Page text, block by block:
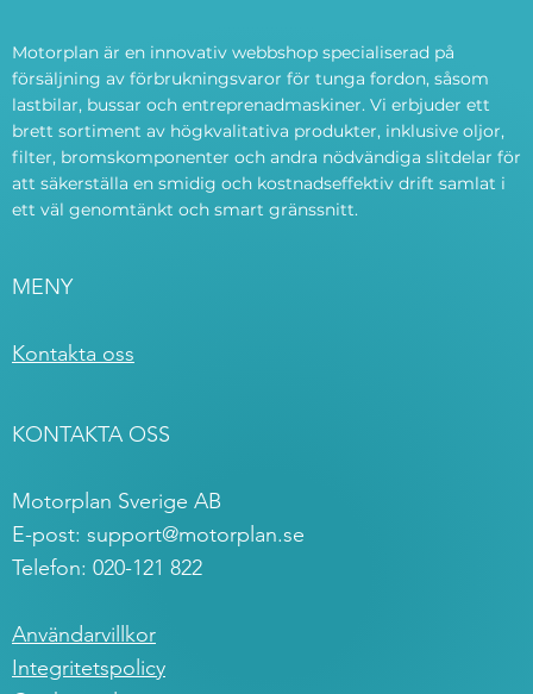
Motorplan är en innovativ webbshop specialiserad på
försäljning av förbrukningsvaror för tunga fordon, såsom
lastbilar, bussar och entreprenadmaskiner. Vi erbjuder ett
brett sortiment av högkvalitativa produkter, inklusive oljor,
filter, bromskomponenter och andra nödvändiga slitdelar för
att säkerställa en smidig och kostnadseffektiv drift samlat i
ett väl genomtänkt och smart gränssnitt.
MENY
Kontakta oss
KONTAKTA OSS
Motorplan Sverige AB
E-post: support@motorplan.se
Telefon: 020-121 822
Användarvillkor
Integritetspolicy